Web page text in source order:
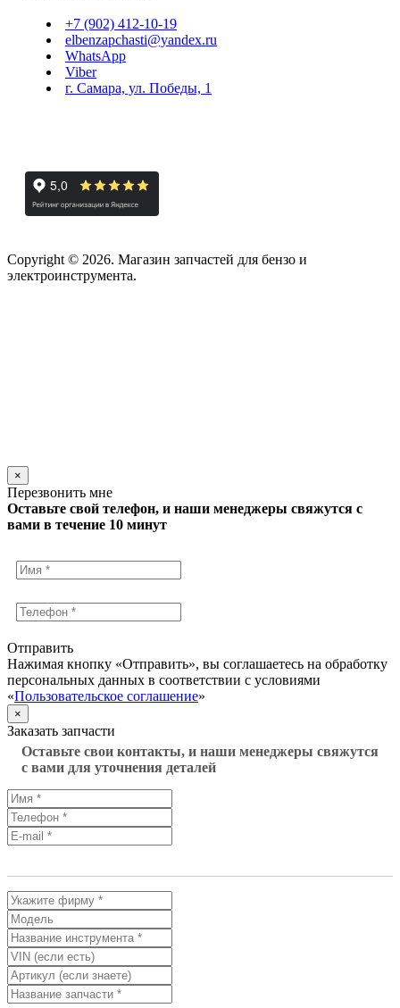
+7 (902) 412-10-19
elbenzapchasti@yandex.ru
WhatsApp
Viber
г. Самара, ул. Победы, 1
Copyright © 2026. Магазин запчастей для бензо и
электроинструмента.
×
Перезвонить мне
Оставьте свой телефон, и наши менеджеры свяжутся с
вами в течение 10 минут
Отправить
Нажимая кнопку «Отправить», вы соглашаетесь на обработку
персональных данных в соответствии с условиями
«Пользовательское соглашение»
×
Заказать запчасти
Оставьте свои контакты, и наши менеджеры свяжутся
с вами для уточнения деталей